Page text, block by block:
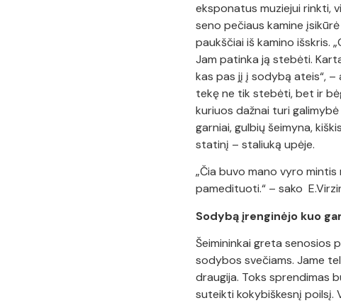
eksponatus muziejui rinkti,
seno pečiaus kamine
paukščiai iš kamino išskris.
Jam patinka ją stebėti.
kas pas jį į sodybą ateis“,
tekę ne tik stebėti, bet ir
kuriuos dažnai turi
garniai, gulbių šeimyna,
statinį – staliuką upėje.
„Čia buvo mano vyro
pamedituoti.“ – sako
Sodybą įrenginėjo kuo
Šeimininkai greta senosios
sodybos svečiams. Jame
draugija. Toks sprendimas
suteikti kokybiškesnį poilsį.